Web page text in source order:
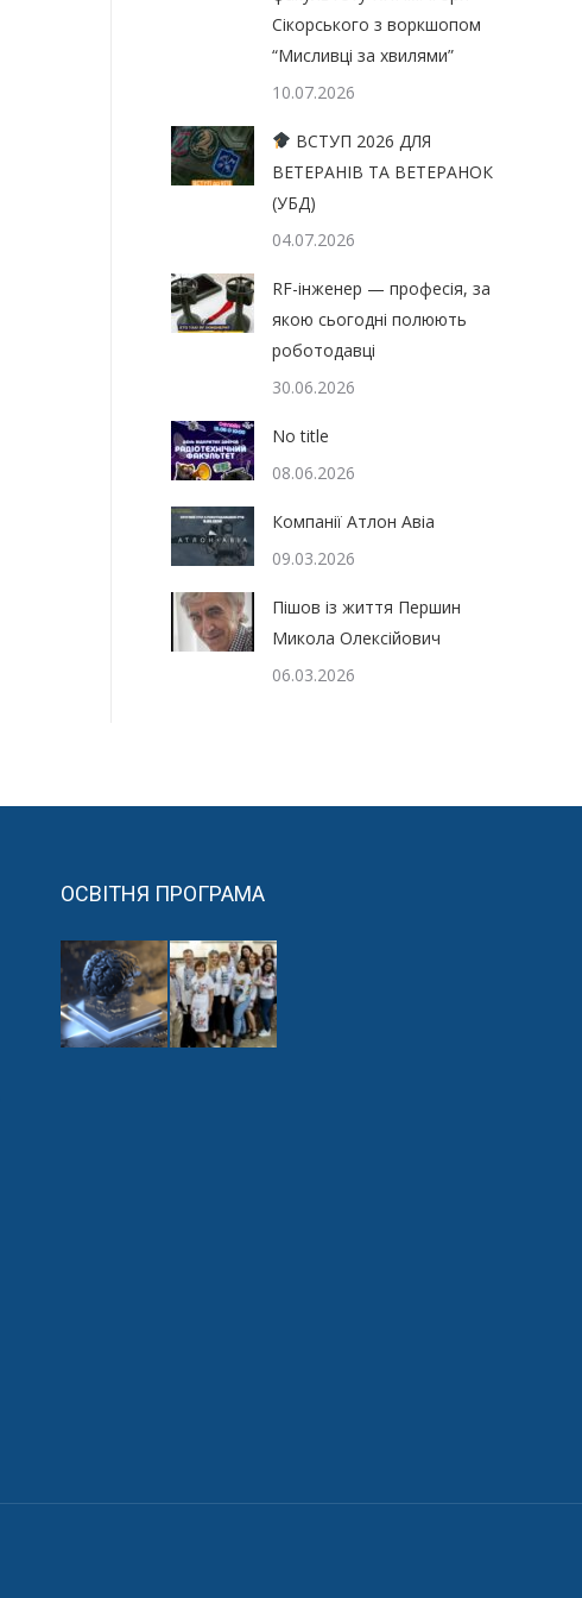
Сікорського з воркшопом
“Мисливці за хвилями”
10.07.2026
ВСТУП 2026 ДЛЯ
ВЕТЕРАНІВ ТА ВЕТЕРАНОК
(УБД)
04.07.2026
RF-інженер — професія, за
якою сьогодні полюють
роботодавці
30.06.2026
No title
08.06.2026
Компанії Атлон Авіа
09.03.2026
Пішов із життя Першин
Микола Олексійович
06.03.2026
ОСВІТНЯ ПРОГРАМА